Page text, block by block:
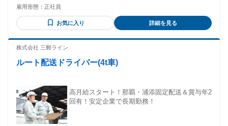
理・整備 📞 レンタル受付・配車・手配 👨‍💼 👩‍💼リーダー・
管理職 あなたの「やってみたい❗️」を応援します‼️ 🌈 長く安心
して働ける会社です‼️ 働きながら技術を身につけて、 資格も
取れて、少しずつ成長できる☝️ そんな環境が、ニッケン・リ
ースにはあります✨ 😊 一緒に働こう‼️ 経験はいりません。 必
要なのは、 「やってみたい❗️」という気持ちだけ。 あなたと
一緒に働ける日を、スタッフみんなで楽しみにしています🙌
年齢の条件と理由：あり（40歳以下(省令3号のイ) 職歴不問）
雇用形態： 正社員
お気に入り 詳細を見る
株式会社 三郵ライン
ルート配送ドライバー(4t車)
高月給スタート！那覇・浦添固定配送＆賞与年2
回有！安定企業で長期勤務！